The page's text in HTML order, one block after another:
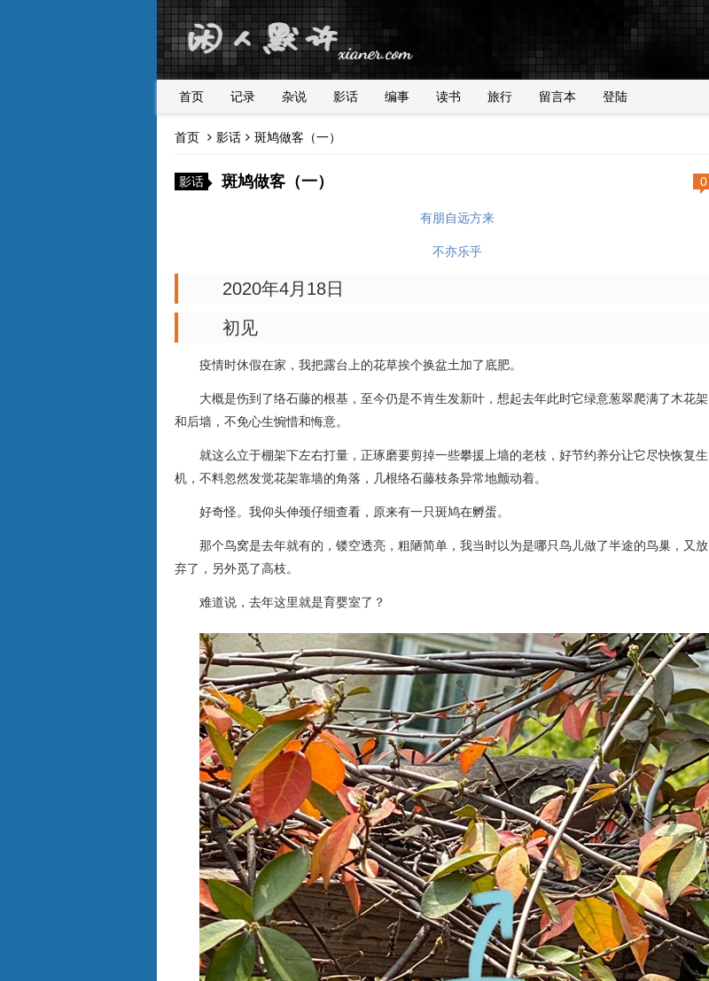
首页 记录 杂说 影话 编事 读书 旅行 留言本 登陆
首页 影话 斑鸠做客（一）
影话 0
斑鸠做客（一）
有朋自远方来
不亦乐乎
2020年4月18日
初见
疫情时休假在家，我把露台上的花草挨个换盆土加了底肥。
大概是伤到了络石藤的根基，至今仍是不肯生发新叶，想起去年此时它绿意葱翠爬满了木花架
和后墙，不免心生惋惜和悔意。
就这么立于棚架下左右打量，正琢磨要剪掉一些攀援上墙的老枝，好节约养分让它尽快恢复生
机，不料忽然发觉花架靠墙的角落，几根络石藤枝条异常地颤动着。
好奇怪。我仰头伸颈仔细查看，原来有一只斑鸠在孵蛋。
那个鸟窝是去年就有的，镂空透亮，粗陋简单，我当时以为是哪只鸟儿做了半途的鸟巢，又放
弃了，另外觅了高枝。
难道说，去年这里就是育婴室了？